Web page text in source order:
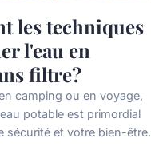
les techniques
l'eau en
filtre?
camping ou en voyage,
potable est primordial
sécurité et votre bien-être.